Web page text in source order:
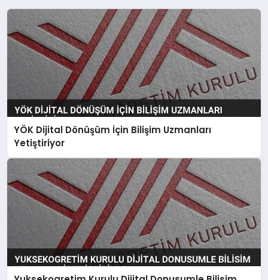
YÖK Dijital Dönüşüm İçin Bilişim Uzmanları
Yetiştiriyor